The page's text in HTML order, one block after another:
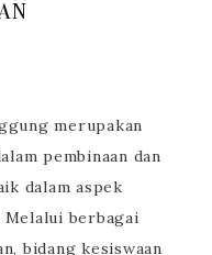
merupakan
pembinaan dan
dalam aspek
Melalui berbagai
bidang kesiswaan